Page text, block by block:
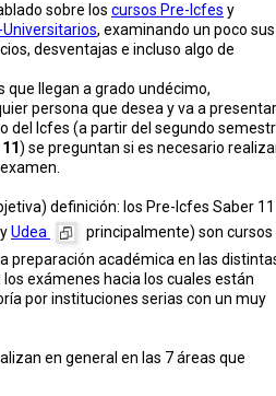
sobre los cursos Pre-Icfes y
, examinando un poco sus
desventajas e incluso algo de
que llegan a grado undécimo,
persona que desea y va a presentar
del Icfes (a partir del segundo
) se preguntan si es necesario
definición: los Pre-Icfes Saber
yUdea
principalmente) son cursos
preparación académica en las
exámenes hacia los cuales están
por instituciones serias con un muy
en general en las 7 áreas que